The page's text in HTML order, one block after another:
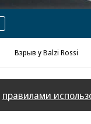
Взрыв у Balzi Rossi
правилами